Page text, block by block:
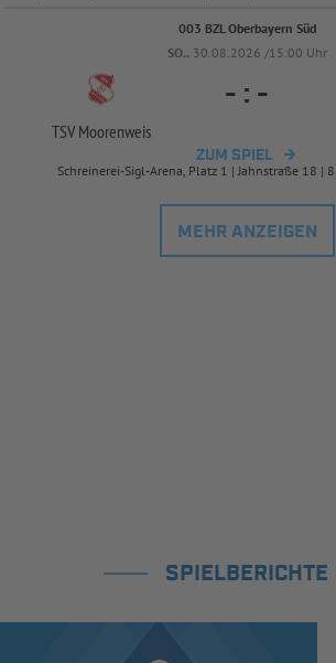
003 BZL Oberbayern Süd
SO.. 30.08.2026 /15:00 Uhr
TSV Moorenweis
- : -
ZUM SPIEL
Schreinerei-Sigl-Arena, Platz 1 | Jahnstraße 18 |
MEHR ANZEIGEN
SPIELBERICHTE